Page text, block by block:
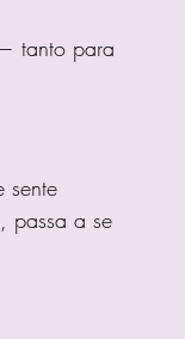
tanto para
sente
passa a se